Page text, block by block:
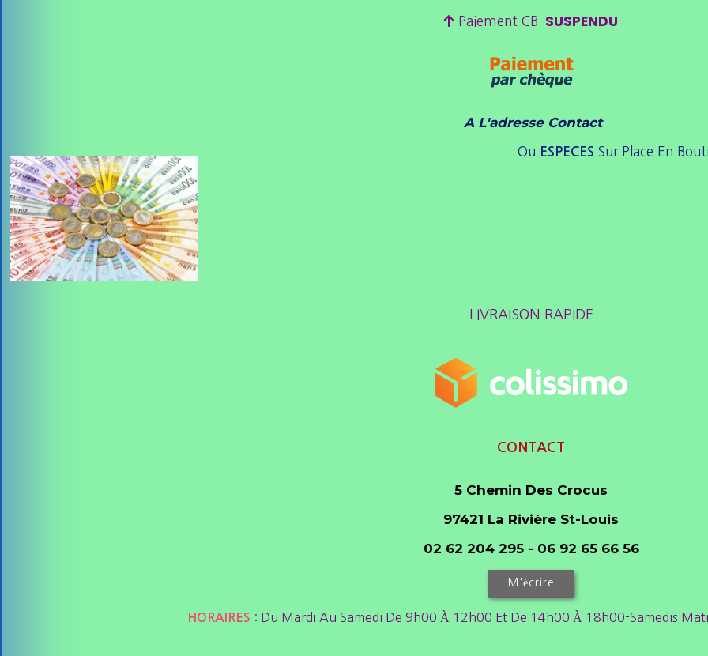
 Paiement CB SUSPENDU
A L'adresse Contact
Ou ESPECES Sur Place En
LIVRAISON RAPIDE
CONTACT
5 Chemin Des Crocus
97421 La Rivière St-Louis
02 62 204 295 - 06 92 65 66 56
M'écrire
HORAIRES : Du Mardi Au Samedi De 9h00 À 12h00 Et De 14h00 À 18h00-Samedis